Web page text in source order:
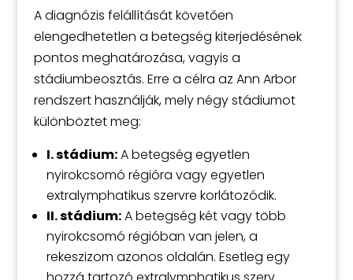
A diagnózis felállítását követően
elengedhetetlen a betegség kiterjedésének
pontos meghatározása, vagyis a
stádiumbeosztás. Erre a célra az Ann Arbor
rendszert használják, mely négy stádiumot
különböztet meg:
I. stádium:A betegség egyetlen
nyirokcsomó régióra vagy egyetlen
extralymphatikus szervre korlátozódik.
II. stádium:A betegség két vagy több
nyirokcsomó régióban van jelen, a
rekeszizom azonos oldalán. Esetleg egy